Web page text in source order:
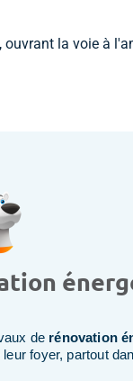
ouvrant la voie à
de rénovation
foyer, partout